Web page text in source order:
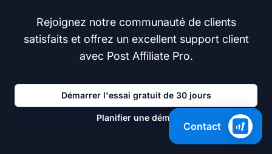
Rejoignez notre communauté de clients
satisfaits et offrez un excellent support client
avec Post Affiliate Pro.
Démarrer l'essai gratuit de 30 jours
Planifier une démo
Contact